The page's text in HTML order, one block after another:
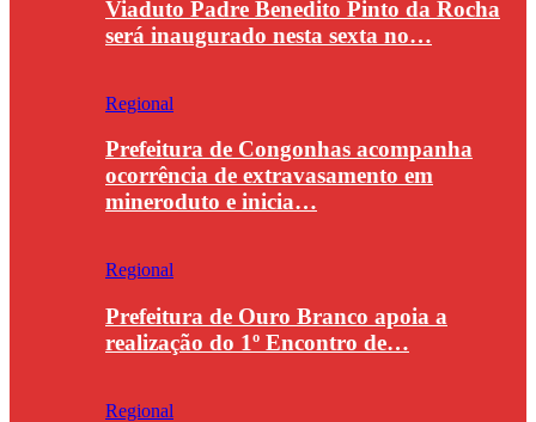
Viaduto Padre Benedito Pinto da Rocha
será inaugurado nesta sexta no…
Regional
Prefeitura de Congonhas acompanha
ocorrência de extravasamento em
mineroduto e inicia…
Regional
Prefeitura de Ouro Branco apoia a
realização do 1º Encontro de…
Regional